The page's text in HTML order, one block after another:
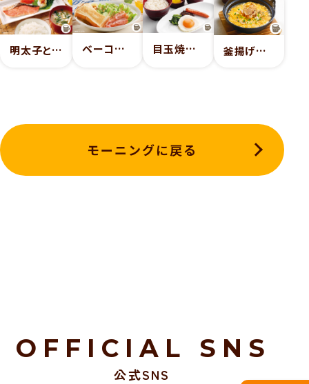
明太子と焼き鮭朝食（食卓のやまや明太子使用） ベーコンモーニング 目玉焼き朝食 釜揚げしらすの玉子雑炊朝食
モーニングに戻る
OFFICIAL SNS
公式SNS